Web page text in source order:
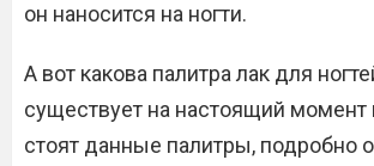
он наносится на ногти.
А вот какова палитра лак для
существует на настоящий момент
стоят данные палитры, подробно